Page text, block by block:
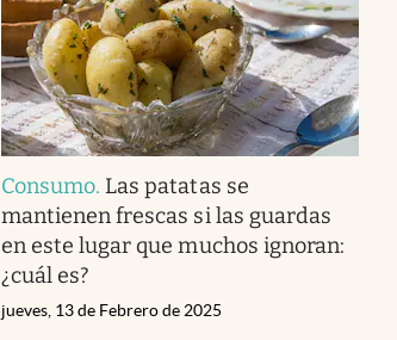
Consumo. Las patatas se
mantienen frescas si las guardas
en este lugar que muchos ignoran:
¿cuál es?
jueves, 13 de Febrero de 2025